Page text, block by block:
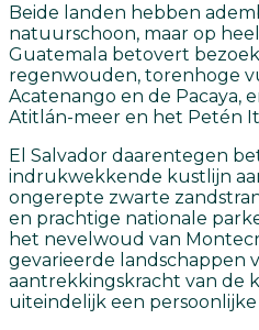
Beide landen hebben
natuurschoon, maar op
Guatemala betovert
regenwouden, torenhoge
Acatenango en de Pacaya,
Atitlán-meer en het Petén
El Salvador daarentegen
indrukwekkende kustlijn
ongerepte zwarte
en prachtige nationale
het nevelwoud van
gevarieerde landschappen
aantrekkingskracht van de
uiteindelijk een